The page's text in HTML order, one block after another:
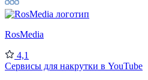
RosMedia
4,1
Сервисы для накрутки в YouTube